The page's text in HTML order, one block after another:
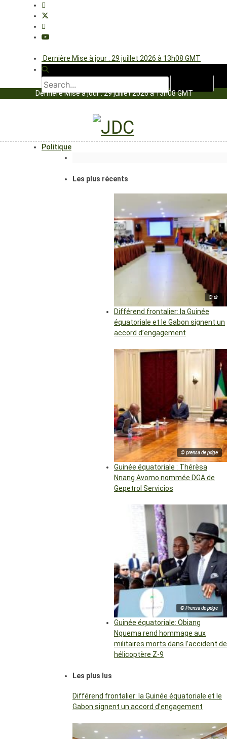
Dernière Mise à jour : 29 juillet 2026 à 13h08 GMT
Dernière Mise à jour : 29 juillet 2026 à 13h08 GMT
Politique
Les plus récents
© dr
Différend frontalier: la Guinée
équatoriale et le Gabon signent un
accord d’engagement
© prensa de pdge
Guinée équatoriale : Thérèsa
Nnang Avomo nommée DGA de
Gepetrol Servicios
© Prensa de pdge
Guinée équatoriale: Obiang
Nguema rend hommage aux
militaires morts dans l’accident de
hélicoptère Z-9
Les plus lus
Différend frontalier: la Guinée équatoriale et le
Gabon signent un accord d’engagement